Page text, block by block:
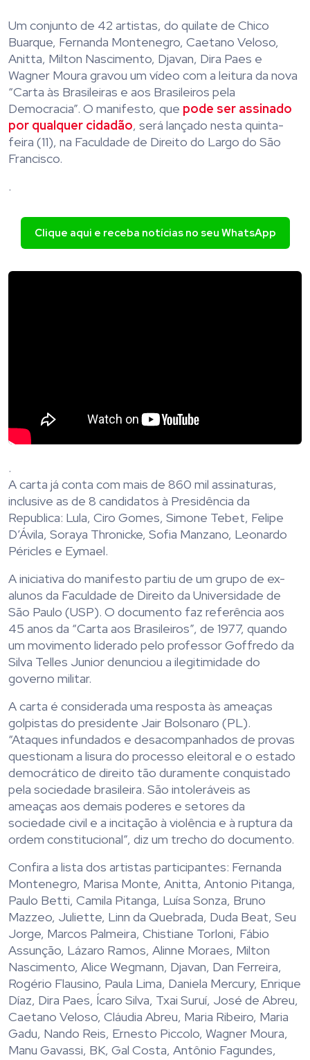
Um conjunto de 42 artistas, do quilate de Chico
Buarque, Fernanda Montenegro, Caetano Veloso,
Anitta, Milton Nascimento, Djavan, Dira Paes e
Wagner Moura gravou um vídeo com a leitura da nova
“Carta às Brasileiras e aos Brasileiros pela
Democracia”. O manifesto, que pode ser assinado
por qualquer cidadão, será lançado nesta quinta-
feira (11), na Faculdade de Direito do Largo do São
Francisco.
.
Clique aqui e receba notícias no seu WhatsApp
.
A carta já conta com mais de 860 mil assinaturas,
inclusive as de 8 candidatos à Presidência da
Republica: Lula, Ciro Gomes, Simone Tebet, Felipe
D’Ávila, Soraya Thronicke, Sofia Manzano, Leonardo
Péricles e Eymael.
A iniciativa do manifesto partiu de um grupo de ex-
alunos da Faculdade de Direito da Universidade de
São Paulo (USP). O documento faz referência aos
45 anos da “Carta aos Brasileiros”, de 1977, quando
um movimento liderado pelo professor Goffredo da
Silva Telles Junior denunciou a ilegitimidade do
governo militar.
A carta é considerada uma resposta às ameaças
golpistas do presidente Jair Bolsonaro (PL).
“Ataques infundados e desacompanhados de provas
questionam a lisura do processo eleitoral e o estado
democrático de direito tão duramente conquistado
pela sociedade brasileira. São intoleráveis as
ameaças aos demais poderes e setores da
sociedade civil e a incitação à violência e à ruptura da
ordem constitucional”, diz um trecho do documento.
Confira a lista dos artistas participantes: Fernanda
Montenegro, Marisa Monte, Anitta, Antonio Pitanga,
Paulo Betti, Camila Pitanga, Luísa Sonza, Bruno
Mazzeo, Juliette, Linn da Quebrada, Duda Beat, Seu
Jorge, Marcos Palmeira, Chistiane Torloni, Fábio
Assunção, Lázaro Ramos, Alinne Moraes, Milton
Nascimento, Alice Wegmann, Djavan, Dan Ferreira,
Rogério Flausino, Paula Lima, Daniela Mercury, Enrique
Díaz, Dira Paes, Ícaro Silva, Txai Suruí, José de Abreu,
Caetano Veloso, Cláudia Abreu, Maria Ribeiro, Maria
Gadu, Nando Reis, Ernesto Piccolo, Wagner Moura,
Manu Gavassi, BK, Gal Costa, Antônio Fagundes,